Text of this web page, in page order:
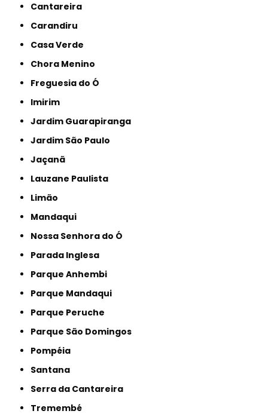
Cantareira
Carandiru
Casa Verde
Chora Menino
Freguesia do Ó
Imirim
Jardim Guarapiranga
Jardim São Paulo
Jaçanã
Lauzane Paulista
Limão
Mandaqui
Nossa Senhora do Ó
Parada Inglesa
Parque Anhembi
Parque Mandaqui
Parque Peruche
Parque São Domingos
Pompéia
Santana
Serra da Cantareira
Tremembé